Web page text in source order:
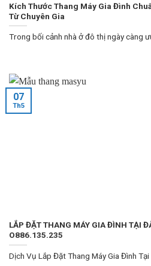
Kích Thước Thang Máy Gia Đình
Từ Chuyên Gia
Trong bối cảnh nhà ở đô thị ngày càng
LẮP ĐẶT THANG MÁY GIA ĐÌNH TẠI
O886.135.235
Dịch Vụ Lắp Đặt Thang Máy Gia Đình
07
Th5